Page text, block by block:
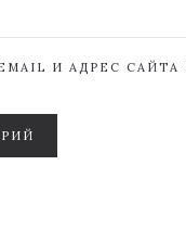
И АДРЕС